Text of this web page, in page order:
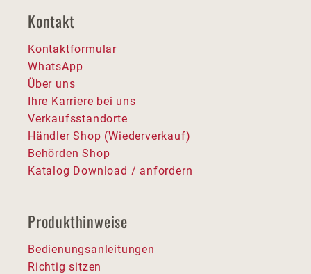
Kontakt
Kontaktformular
WhatsApp
Über uns
Ihre Karriere bei uns
Verkaufsstandorte
Händler Shop (Wiederverkauf)
Behörden Shop
Katalog Download / anfordern
Produkthinweise
Bedienungsanleitungen
Richtig sitzen